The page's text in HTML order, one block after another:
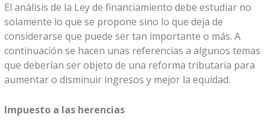
El análisis de la Ley de financiamiento debe estudiar no
solamente lo que se propone sino lo que deja de
considerarse que puede ser tan importante o más. A
continuación se hacen unas referencias a algunos temas
que deberían ser objeto de una reforma tributaria para
aumentar o disminuir ingresos y mejor la equidad.
Impuesto a las herencias